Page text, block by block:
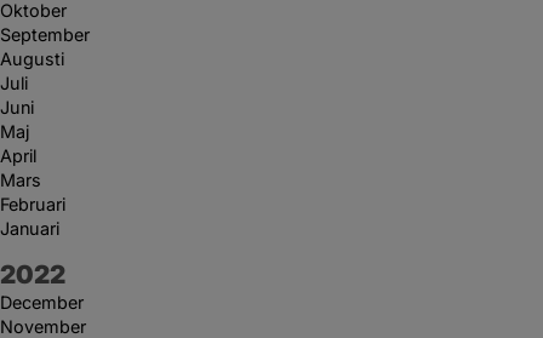
Oktober
September
Augusti
Juli
Juni
Maj
April
Mars
Februari
Januari
År:
2022
December
November